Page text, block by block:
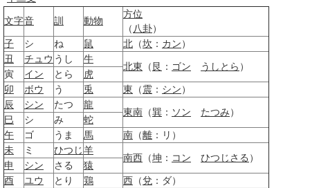
文字音 訓 動物
方位
（ 八卦）
子
シ ね 鼠 北 （坎 ： カン）
丑
チュウ うし 牛
北東 （ 艮 ： ゴン うしとら ）
寅 イン とら
虎
卯
ボウ う 兎 東 （震 ： シン）
辰
シン たつ 龍
東南 （巽 ： ソン たつみ）
巳 シ み
蛇
午
ゴ うま 馬 南 （離 ：リ）
未
ミ ひつじ羊
南西 （坤 ： コン ひつじさる ）
申 シン さる
猿
酉
ユウ とり 鶏 西 （兌 ：ダ）